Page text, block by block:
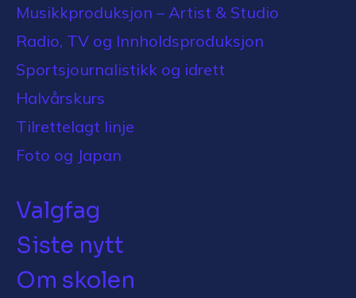
Musikkproduksjon – Artist & Studio
Radio, TV og Innholdsproduksjon
Sportsjournalistikk og idrett
Halvårskurs
Tilrettelagt linje
Foto og Japan
Valgfag
Siste nytt
Om skolen